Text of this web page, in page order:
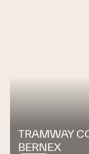
TRAMWAY
BERNEX